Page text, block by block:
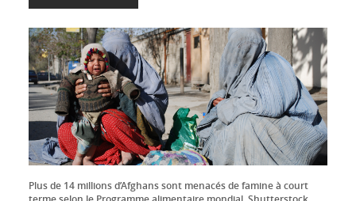
Plus de 14 millions d’Afghans sont menacés de famine à court